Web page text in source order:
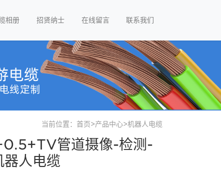
相册 招贤纳士 在线留言 联系我们
当前位置： 首页>产品中心>机器人电缆
管道摄像-检测-
器人电缆